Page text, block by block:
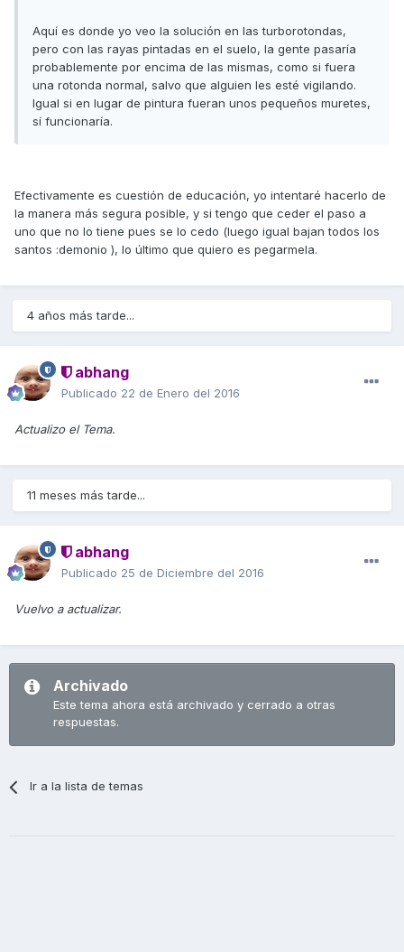
Aquí es donde yo veo la solución en las turborotondas,
pero con las rayas pintadas en el suelo, la gente pasaría
probablemente por encima de las mismas, como si fuera
una rotonda normal, salvo que alguien les esté vigilando.
Igual si en lugar de pintura fueran unos pequeños muretes,
sí funcionaría.
Efectivamente es cuestión de educación, yo intentaré hacerlo de
la manera más segura posible, y si tengo que ceder el paso a
uno que no lo tiene pues se lo cedo (luego igual bajan todos los
santos :demonio ), lo último que quiero es pegarmela.
4 años más tarde...
abhang
Publicado 22 de Enero del 2016
Actualizo el Tema.
11 meses más tarde...
abhang
Publicado 25 de Diciembre del 2016
Vuelvo a actualizar.
Archivado
Este tema ahora está archivado y cerrado a otras
respuestas.
Ir a la lista de temas